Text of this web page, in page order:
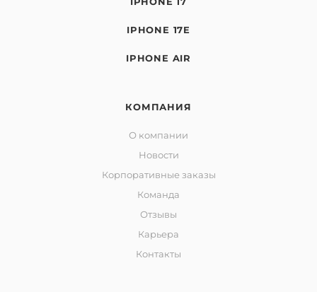
IPHONE 17E
IPHONE AIR
КОМПАНИЯ
О компании
Новости
Корпоративные заказы
Команда
Отзывы
Карьера
Контакты